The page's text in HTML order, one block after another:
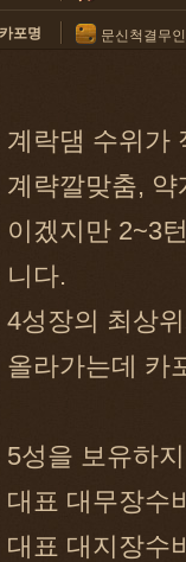
카포명 문신척결무
계락댐 수위가
계략깔맞춤,
이겠지만 2~3
니다.
4성장의 최상
올라가는데 카
5성을 보유하
대표 대무장수
대표 대지장수